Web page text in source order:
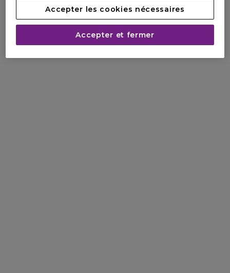
Accepter les cookies nécessaires
Accepter et fermer